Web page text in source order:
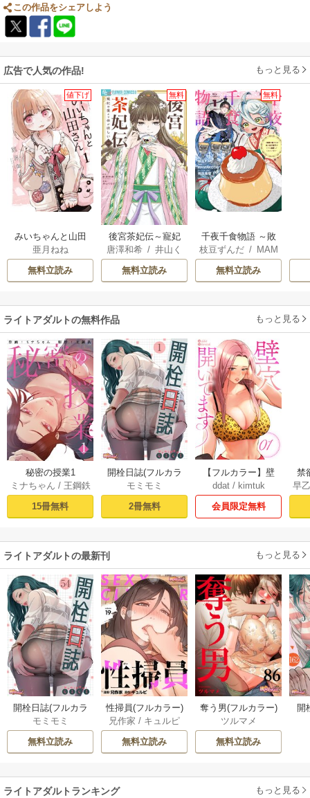
この作品をシェアしよう
広告で人気の作品! もっと見る
値下げ
みいちゃんと山田
さん
亜月ねね
無料立読み
無料
後宮茶妃伝～寵妃
は愛より茶が欲し
い～
唐澤和希 /井山く
らげ
無料立読み
無料
千夜千食物語 ～敗
国の姫ですが氷の
皇子殿下がどうも
溺愛してくれてい
枝豆ずんだ/ MAM
AKOTO / 鴉羽凛燈
無料立読み
ライトアダルトの無料作品 もっと見る
秘密の授業1
ミナちゃん / 王鋼鉄
15冊無料
開栓日誌(フルカラ
ー) 1巻
モミモミ
2冊無料
【フルカラー】壁
穴開いてます 1巻
ddat/ kimtuk
会員限定無料
禁
早
ライトアダルトの最新刊 もっと見る
開栓日誌(フルカラ
ー) 54巻
モミモミ
無料立読み
性掃員(フルカラー)
19巻
兄作家 / キュルピ
無料立読み
奪う男(フルカラー)
86巻
ツルマメ
無料立読み
開
ライトアダルトランキング もっと見る